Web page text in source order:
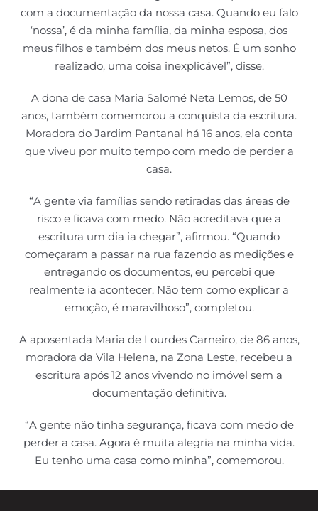
com a documentação da nossa casa. Quando eu falo
‘nossa’, é da minha família, da minha esposa, dos
meus filhos e também dos meus netos. É um sonho
realizado, uma coisa inexplicável”, disse.
A dona de casa Maria Salomé Neta Lemos, de 50
anos, também comemorou a conquista da escritura.
Moradora do Jardim Pantanal há 16 anos, ela conta
que viveu por muito tempo com medo de perder a
casa.
“A gente via famílias sendo retiradas das áreas de
risco e ficava com medo. Não acreditava que a
escritura um dia ia chegar”, afirmou. “Quando
começaram a passar na rua fazendo as medições e
entregando os documentos, eu percebi que
realmente ia acontecer. Não tem como explicar a
emoção, é maravilhoso”, completou.
A aposentada Maria de Lourdes Carneiro, de 86 anos,
moradora da Vila Helena, na Zona Leste, recebeu a
escritura após 12 anos vivendo no imóvel sem a
documentação definitiva.
“A gente não tinha segurança, ficava com medo de
perder a casa. Agora é muita alegria na minha vida.
Eu tenho uma casa como minha”, comemorou.